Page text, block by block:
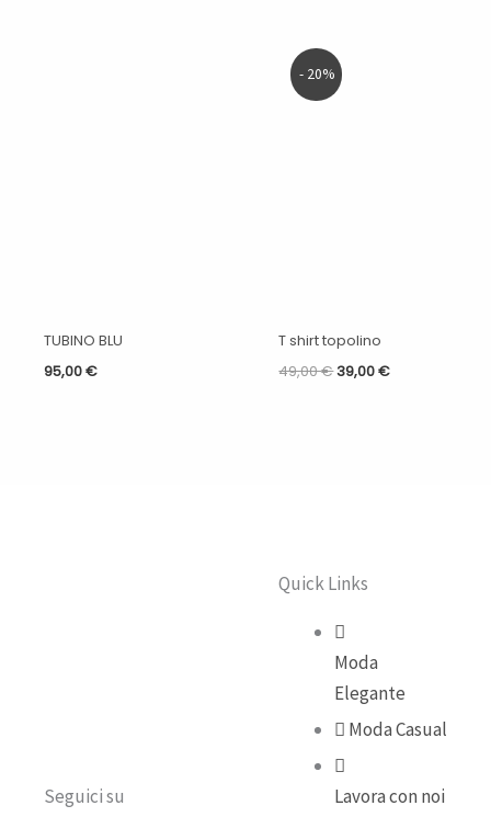
TUBINO BLU
95,00€
- 20%
T shirt topolino
49,00€
Il
prezzo
originale
39,00€
Seguici su
Quick Links
Moda
Elegante
Moda Casual
Lavora con noi